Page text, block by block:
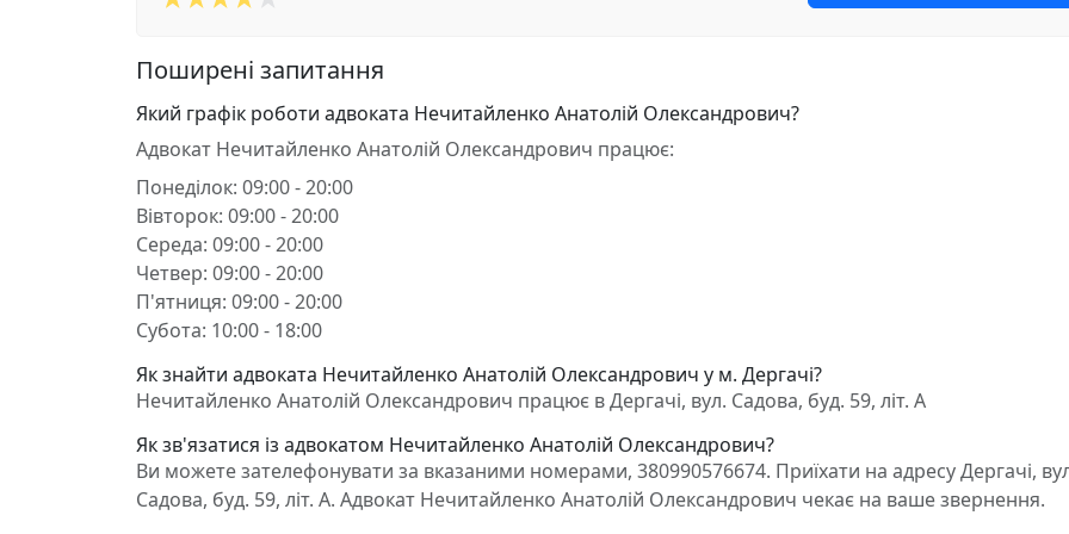
Поширені запитання
Який графік роботи адвоката Нечитайленко Анатолій Олександрович?
Адвокат Нечитайленко Анатолій Олександрович працює:
Понеділок: 09:00 - 20:00
Вівторок: 09:00 - 20:00
Середа: 09:00 - 20:00
Четвер: 09:00 - 20:00
П'ятниця: 09:00 - 20:00
Субота: 10:00 - 18:00
Як знайти адвоката Нечитайленко Анатолій Олександрович у м. Дергачі?
Нечитайленко Анатолій Олександрович працює в Дергачі, вул. Садова, буд. 59, літ. А
Як зв'язатися із адвокатом Нечитайленко Анатолій Олександрович?
Ви можете зателефонувати за вказаними номерами, 380990576674. Приїхати на адресу Дергачі,
Садова, буд. 59, літ. А. Адвокат Нечитайленко Анатолій Олександрович чекає на ваше звернення.